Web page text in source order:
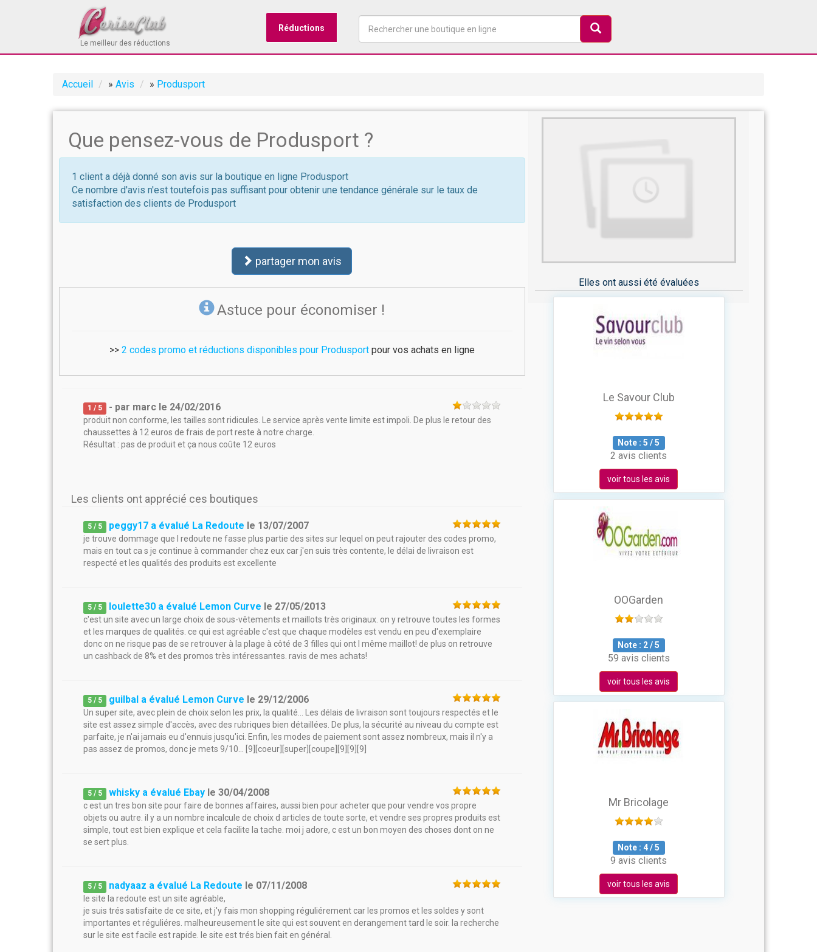
Le meilleur des réductions
Réductions
Accueil » Avis » Produsport
Que pensez-vous de Produsport ?
1 client a déjà donné son avis sur la boutique en ligne Produsport
Ce nombre d'avis n'est toutefois pas suffisant pour obtenir une tendance générale sur le taux de
satisfaction des clients de Produsport
partager mon avis
Astuce pour économiser !
>> 2 codes promo et réductions disponibles pour Produsportpour vos achats en ligne
1 / 5 - par marc le 24/02/2016
produit non conforme, les tailles sont ridicules. Le service après vente limite est impoli. De plus le retour des
chaussettes à 12 euros de frais de port reste à notre charge.
Résultat : pas de produit et ça nous coûte 12 euros
Les clients ont apprécié ces boutiques
5 / 5 peggy17 a évalué La Redoute le 13/07/2007
je trouve dommage que l redoute ne fasse plus partie des sites sur lequel on peut rajouter des codes promo,
mais en tout ca s je continue à commander chez eux car j'en suis très contente, le délai de livraison est
respecté et les qualités des produits est excellente
5 / 5 loulette30 a évalué Lemon Curve le 27/05/2013
c'est un site avec un large choix de sous-vêtements et maillots très originaux. on y retrouve toutes les formes
et les marques de qualités. ce qui est agréable c'est que chaque modèles est vendu en peu d'exemplaire
donc on ne risque pas de se retrouver à la plage à côté de 3 filles qui ont l même maillot! de plus on retrouve
un cashback de 8% et des promos très intéressantes. ravis de mes achats!
5 / 5 guilbal a évalué Lemon Curve le 29/12/2006
Un super site, avec plein de choix selon les prix, la qualité... Les délais de livraison sont toujours respectés et le
site est assez simple d'accès, avec des rubriques bien détaillées. De plus, la sécurité au niveau du compte est
parfaite, je n'ai jamais eu d'ennuis jusqu'ici. Enfin, les modes de paiement sont assez nombreux, mais il n'y a
pas assez de promos, donc je mets 9/10... [9][coeur][super][coupe][9][9][9]
5 / 5 whisky a évalué Ebay le30/04/2008
c est un tres bon site pour faire de bonnes affaires, aussi bien pour acheter que pour vendre vos propre
objets ou autre. il y a un nombre incalcule de choix d articles de toute sorte, et vendre ses propres produits est
simple, tout est bien explique et cela facilite la tache. moi j adore, c est un bon moyen des choses dont on ne
se sert plus.
5 / 5 nadyaaz a évalué La Redoute le 07/11/2008
le site la redoute est un site agréable,
je suis trés satisfaite de ce site, et j'y fais mon shopping réguliérement car les promos et les soldes y sont
importantes et réguliéres. malheureusement le site qui est souvent en derangement tard le soir. la recherche
sur le site est facile est rapide. le site est trés bien fait en général.
Elles ont aussi été évaluées
Le Savour Club
Note :5 /5
2 avis clients
voir tous les avis
OOGarden
Note : 2/5
59 avis clients
voir tous les avis
Mr Bricolage
Note : 4/5
9 avis clients
voir tous les avis